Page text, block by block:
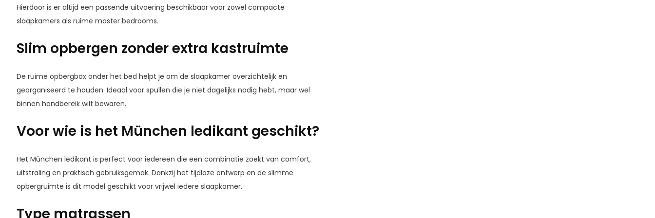
Hierdoor is er altijd een passende uitvoering beschikbaar voor zowel compacte
slaapkamers als ruime master bedrooms.
Slim opbergen zonder extra kastruimte
De ruime opbergbox onder het bed helpt je om de slaapkamer overzichtelijk en
georganiseerd te houden. Ideaal voor spullen die je niet dagelijks nodig hebt, maar wel
binnen handbereik wilt bewaren.
Voor wie is het München ledikant geschikt?
Het München ledikant is perfect voor iedereen die een combinatie zoekt van comfort,
uitstraling en praktisch gebruiksgemak. Dankzij het tijdloze ontwerp en de slimme
opbergruimte is dit model geschikt voor vrijwel iedere slaapkamer.
Type matrassen